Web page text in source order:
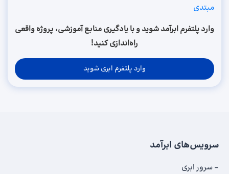
مبتدی
وارد پلتفرم ابرآمد شوید و با یادگیری منابع آموزشی، پروژه واقعی
راه‌اندازی کنید!
وارد پلتفرم ابری شوید
سرویس‌های ابرآمد
سرور ابری